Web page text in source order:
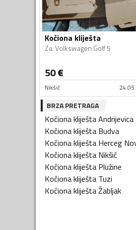
Kočiona kliješta
Za:Volkswagen Golf 5
50€
Nikšić
BRZA PRETRAGA
Kočiona kliještaAndrijevica
Kočiona kliješta Budva
Kočiona kliješta Herceg
Kočiona kliješta Nikšić
Kočiona kliješta Plužine
Kočiona kliješta Tuzi
Kočiona kliještaŽabljak